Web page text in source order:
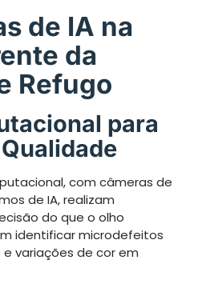
de IA na
da
Refugo
para
com câmeras de
de IA, realizam
do que o olho
identificar microdefeitos
variações de cor em